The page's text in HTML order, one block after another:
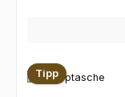
Tipp